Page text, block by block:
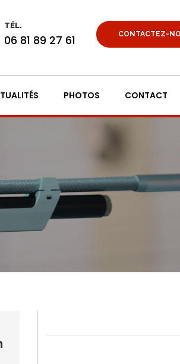
TÉL.
06 81 89 27 61 CONTACTEZ-
PHOTOS CONTACT